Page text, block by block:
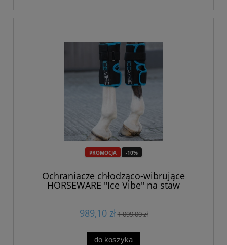
PROMOCJA -10%
Ochraniacze chłodząco-wibrujące
HORSEWARE "Ice Vibe" na staw
989,10 zł1 099,00 zł
do koszyka